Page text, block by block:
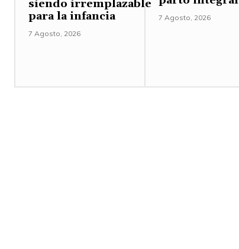
siendo irremplazable
para la infancia
7 Agosto, 2026
7 Agosto, 2026